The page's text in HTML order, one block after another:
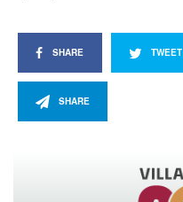
SHARE TWEET
SHARE